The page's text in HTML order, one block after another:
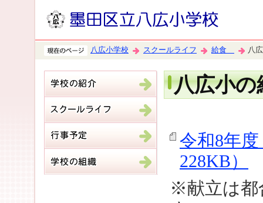
八広小学校 スクールライフ 給食 八
八広小の
令和8年
228KB）
※献立は都